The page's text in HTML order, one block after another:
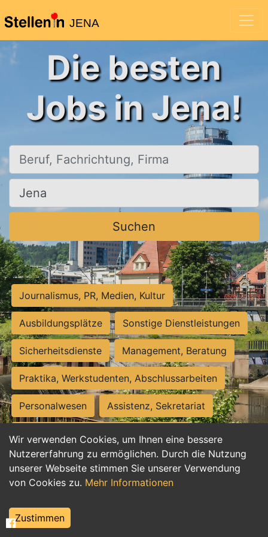
JENA
Wir verwenden Cookies, um Ihnen eine bessere
Nutzererfahrung zu ermöglichen. Durch die Nutzung
unserer Webseite stimmen Sie unserer Verwendung
von Cookies zu. Mehr Informationen
Zustimmen
Die besten
Jobs in Jena!
Beruf, Fachrichtung, Firma
Ort, Stadt
Suchen
Journalismus, PR, Medien, Kultur
Ausbildungsplätze Sonstige Dienstleistungen
Sicherheitsdienste Management, Beratung
Praktika, Werkstudenten, Abschlussarbeiten
Personalwesen Assistenz, Sekretariat
Hilfskräfte, Aushilfs- und Nebenjobs
Einkauf, Logistik, Materialwirtschaft
Weiterbildung, Studium, duale Ausbildung
Tourismus